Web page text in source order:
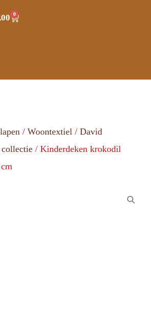
0
/ Woontextiel / David
/ Kinderdeken krokodil